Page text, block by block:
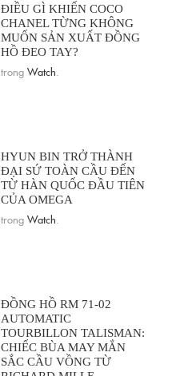
ĐIỀU GÌ KHIẾN COCO
CHANEL TỪNG KHÔNG
MUỐN SẢN XUẤT ĐỒNG
HỒ ĐEO TAY?
trong Watch
HYUN BIN TRỞ THÀNH
ĐẠI SỨ TOÀN CẦU ĐẾN
TỪ HÀN QUỐC ĐẦU TIÊN
CỦA OMEGA
trong Watch
ĐỒNG HỒ RM 71-02
AUTOMATIC
TOURBILLON TALISMAN:
CHIẾC BÙA MAY MẮN
SẮC CẦU VỒNG TỪ